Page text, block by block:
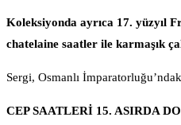
Koleksiyonda ayrıca 17. yüzyıl
chatelaine saatler ile karmaşık
Sergi, Osmanlı
CEP SAATLERİ 15. ASIRDA